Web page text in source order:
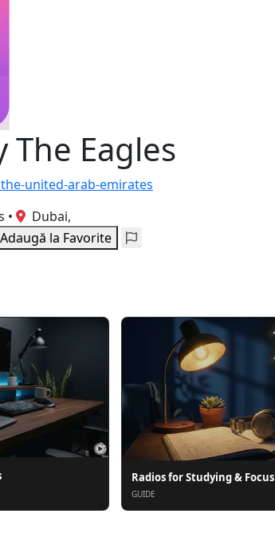
The Eagles
the-united-arab-emirates
•
Dubai,
Adaugă la Favorite
Radios for Studying & Focus
GUIDE